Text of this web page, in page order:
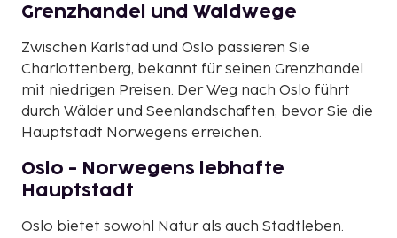
Grenzhandel und Waldwege
Zwischen Karlstad und Oslo passieren Sie
Charlottenberg, bekannt für seinen Grenzhandel
mit niedrigen Preisen. Der Weg nach Oslo führt
durch Wälder und Seenlandschaften, bevor Sie die
Hauptstadt Norwegens erreichen.
Oslo - Norwegens lebhafte
Hauptstadt
Oslo bietet sowohl Natur als auch Stadtleben.